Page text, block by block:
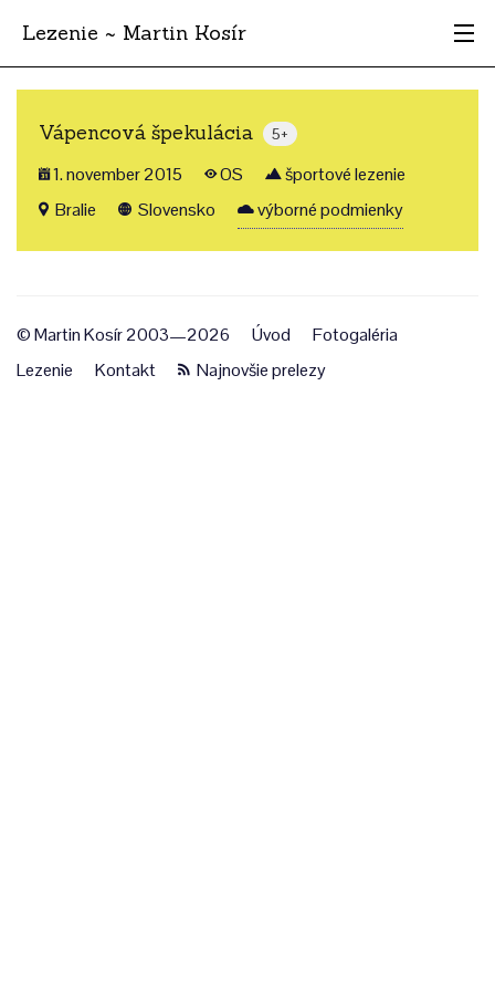
Lezenie ~ Martin Kosír
Najhodnotnejšie
Oblasti
Krajina
Štýl
Vápencová špekulácia 5+
1. november 2015 OS
športové lezenie
Bralie
Slovensko výborné podmienky
© Martin Kosír 2003—2026 Úvod
Fotogaléria
Lezenie
Kontakt Najnovšie prelezy